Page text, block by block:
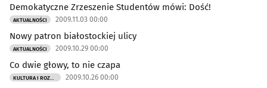
Demokatyczne Zrzeszenie Studentów mówi: Dość!
AKTUALNOŚCI 2009.11.03 00:00
Nowy patron białostockiej ulicy
AKTUALNOŚCI 2009.10.29 00:00
Co dwie głowy, to nie czapa
KULTURA I ROZRYWKA 2009.10.26 00:00